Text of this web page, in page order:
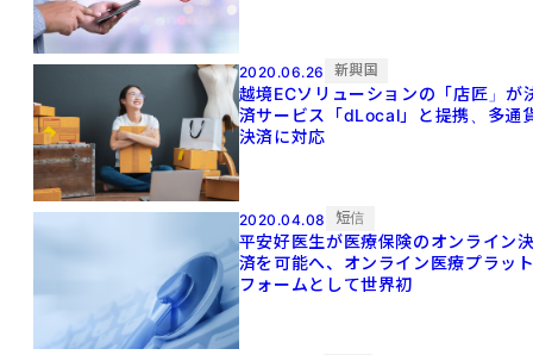
2020.06.26 新興国
越境ECソリューションの「店匠」が
済サービス「dLocal」と提携、多通
決済に対応
2020.04.08 短信
平安好医生が医療保険のオンライン
済を可能へ、オンライン医療プラッ
フォームとして世界初